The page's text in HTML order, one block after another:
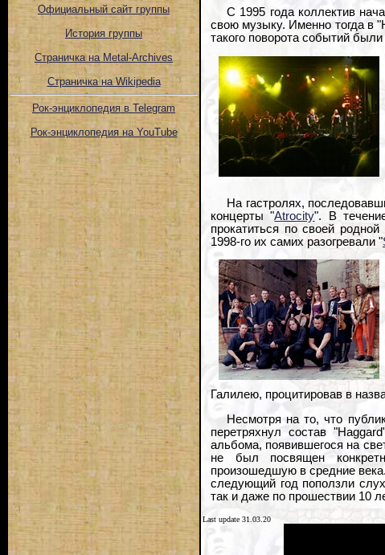
Официальный сайт группы
История группы
Страничка на Metal-Archives
Страничка на Wikipedia
Рок-энциклопедия в Telegram
Рок-энциклопедия на YouTube
С 1995 года коллектив
свою музыку. Именно тогда в
такого поворота событий
На гастролях,
концерты "Atrocity". В
прокатиться по своей
1998-го их самих разогревали "
Галилею, процитировав в
Несмотря на то, что
перетряхнул состав
альбома, появившегося на
не был посвящен
произошедшую в средние
следующий год поползли
так и даже по прошествии 10
Last update 31.03.20